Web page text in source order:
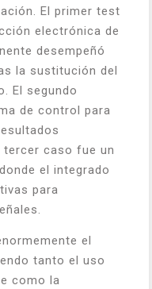
El primer test
electrónica de
desempeñó
la sustitución del
El segundo
de control para
caso fue un
el integrado
para
el
tanto el uso
como la